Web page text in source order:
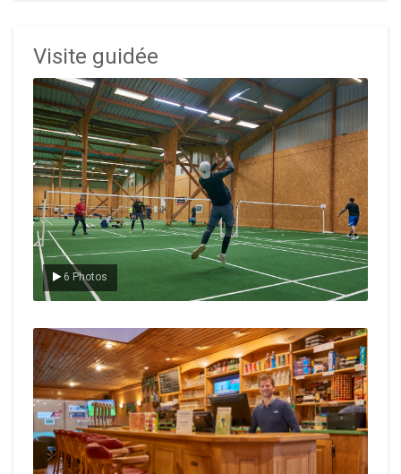
Visite guidée
6 Photos
Le badminton
Le Club